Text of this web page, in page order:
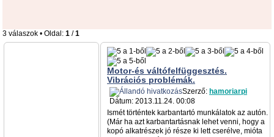
3 válaszok • Oldal: 1 /1
Motor-és váltófelfüggesztés.
Vibrációs problémák.
Szerző: hamoriarpi
Dátum: 2013.11.24. 00:08
Ismét történtek karbantartó munkálatok az autón.
(Már ha azt karbantartásnak lehet venni, hogy a
kopó alkatrészek jó része ki lett cserélve, mióta